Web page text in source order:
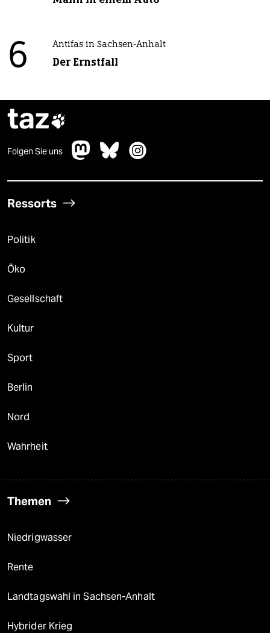
6 Antifas in Sachsen-Anhalt
Der Ernstfall
taz
Folgen Sie uns
Ressorts
Politik
Öko
Gesellschaft
Kultur
Sport
Berlin
Nord
Wahrheit
Themen
Niedrigwasser
Rente
Landtagswahl in Sachsen-Anhalt
Hybrider Krieg